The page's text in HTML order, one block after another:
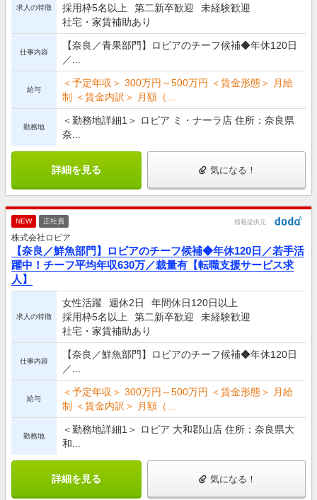
求人の特徴
採用枠5名以上
第二新卒歓迎
未経験歓迎
社宅・家賃補助あり
仕事内容
【奈良／青果部門】ロピアのチーフ候補◆年休120日
／...
給与
＜予定年収＞ 300万円～500万円 ＜賃金形態＞ 月給
制 ＜賃金内訳＞ 月額（...
勤務地
＜勤務地詳細1＞ ロピア ミ・ナーラ店 住所：奈良県
奈...
詳細を見る 気になる！
NEW 正社員 情報提供元
株式会社ロピア
【奈良／鮮魚部門】ロピアのチーフ候補◆年休120日／若手活
躍中！チーフ平均年収630万／裁量有【転職支援サービス求
人】
求人の特徴
女性活躍 週休2日
年間休日120日以上
採用枠5名以上
第二新卒歓迎
未経験歓迎
社宅・家賃補助あり
仕事内容
【奈良／鮮魚部門】ロピアのチーフ候補◆年休120日
／...
給与
＜予定年収＞ 300万円～500万円 ＜賃金形態＞ 月給
制 ＜賃金内訳＞ 月額（...
勤務地
＜勤務地詳細1＞ ロピア 大和郡山店 住所：奈良県大
和...
詳細を見る 気になる！